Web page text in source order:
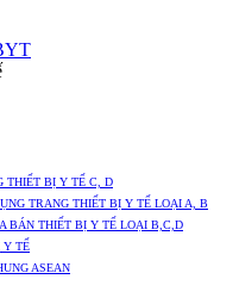
THIẾT BỊ Y TẾ C, D
TRANG THIẾT BỊ Y TẾ LOẠI A, B
BÁN THIẾT BỊ Y TẾ LOẠI B,C,D
Y TẾ
ASEAN